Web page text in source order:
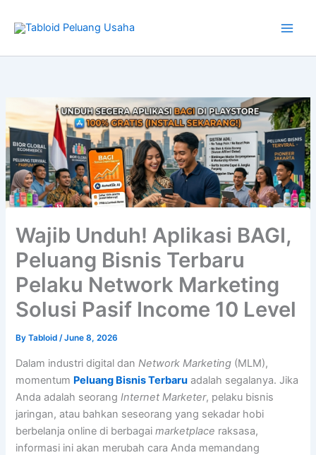
Wajib Unduh! Aplikasi BAGI,
Peluang Bisnis Terbaru
Pelaku Network Marketing
Solusi Pasif Income 10 Level
ByTabloid/June 8, 2026
Dalam industri digital danNetwork Marketing (MLM),
momentum Peluang Bisnis Terbaru adalah segalanya. Jika
Anda adalah seorangInternet Marketer, pelaku bisnis
jaringan, atau bahkan seseorang yang sekadar hobi
berbelanja online di berbagaimarketplace raksasa,
informasi ini akan merubah cara Anda memandang
your
email…